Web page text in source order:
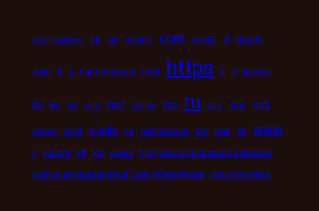
astronbuildings bb car casino com crucial d daichi
dveri fi g harmoniously html https ii iii iphone
kz led les mig mint online pro ru seo sms spb
steam stolf studio su technorosst utp was wi www
x xiaomi xn xxi кухни
продать антиквариат в Москве
скупка антиквариата в Санкт-Петербурге сплит-система